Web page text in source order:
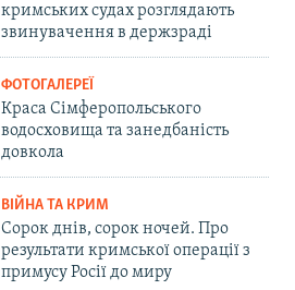
кримських судах розглядають
звинувачення в держзраді
ФОТОГАЛЕРЕЇ
Краса Сімферопольського
водосховища та занедбаність
довкола
ВІЙНА ТА КРИМ
Сорок днів, сорок ночей. Про
результати кримської операції з
примусу Росії до миру